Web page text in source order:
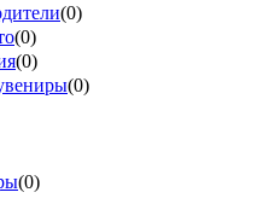
(0)
(0)
(0)
(0)
(0)